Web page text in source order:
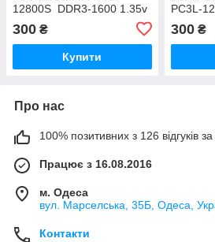
12800S DDR3-1600 1.35v
(HMT451S6BFR8A-PB)
300 ₴
Купити
PC3L-
300₴
Про нас
100% позитивних з 126 відгуків за
Працює з 16.08.2016
м. Одеса
вул. Марселська, 35Б, Одеса,
Контакти